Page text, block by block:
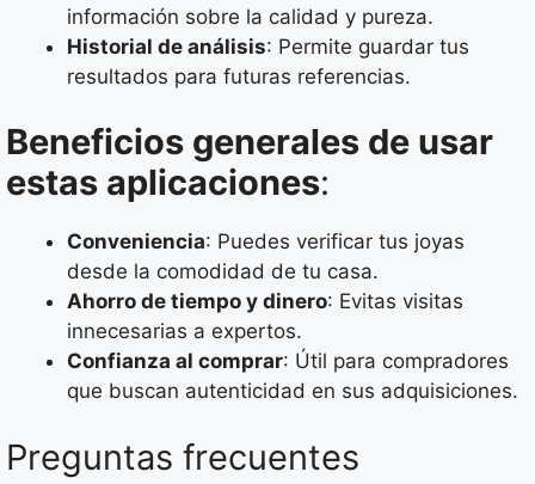
información sobre la calidad y pureza.
Historial de análisis: Permite guardar tus
resultados para futuras referencias.
Beneficios generales de usar
estas aplicaciones:
Conveniencia: Puedes verificar tus joyas
desde la comodidad de tu casa.
Ahorro de tiempo y dinero: Evitas visitas
innecesarias a expertos.
Confianza al comprar: Útil para compradores
que buscan autenticidad en sus adquisiciones.
Preguntas frecuentes